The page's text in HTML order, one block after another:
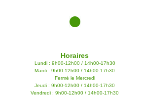
Horaires
Lundi : 9h00-12h00 / 14h00-17h30
Mardi : 9h00-12h00 / 14h00-17h30
Fermé le Mercredi
Jeudi : 9h00-12h00 / 14h00-17h30
Vendredi : 9h00-12h00 / 14h00-17h30